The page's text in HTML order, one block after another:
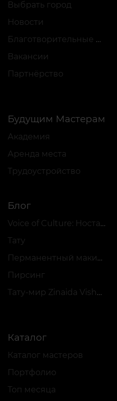
Выбрать город
Новости
Благотворительные проекты
Вакансии
Партнёрство
Будущим Мастерам
Академия
Аренда места
Трудоустройство
Блог
Voice of Culture: Ностальгия по 2000-м
Тату
Перманентный макияж
Пирсинг
Тату-мир Zinaida Vishenka
Каталог
Каталог мастеров
Портфолио
Топ месяца